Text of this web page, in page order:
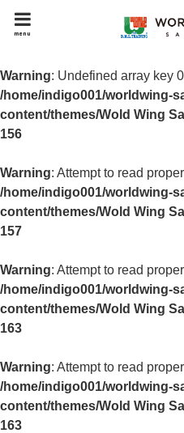
menu
Warning: Undefined array key
/home/indigo001/worldwing-
content/themes/Wold Wing
156
Warning: Attempt to read
/home/indigo001/worldwing-
content/themes/Wold Wing
157
Warning: Attempt to read
/home/indigo001/worldwing-
content/themes/Wold Wing
163
Warning: Attempt to read
/home/indigo001/worldwing-
content/themes/Wold Wing
163